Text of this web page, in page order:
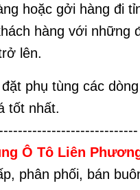
hoặc gởi hàng đi
hàng với những
lên.
phụ tùng các
tốt nhất.
Ô Tô Liên
phân phối, bán